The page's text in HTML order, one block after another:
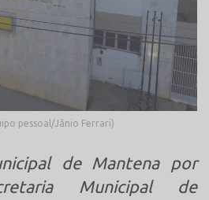
pessoal/Jânio Ferrari)
de Mantena por
Municipal de